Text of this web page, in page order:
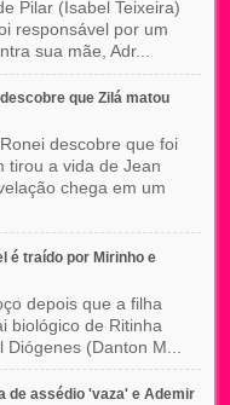
Pilar (Isabel Teixeira)
responsável por um
sua mãe, Adr...
que Zilá matou
descobre que foi
tirou a vida de Jean
chega em um
é traído por Mirinho e
depois que a filha
biológico de Ritinha
(Danton M...
de assédio 'vaza' e Ademir